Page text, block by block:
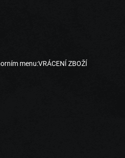
menu:VRÁCENÍ ZBOŽÍ